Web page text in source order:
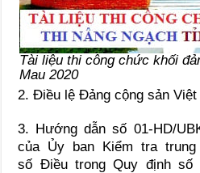
Tài liệu thi công chức khối
Mau 2020
2. Điều lệ Đảng cộng sản Việt
3. Hướng dẫn số 01-HD/
của Ủy ban Kiểm tra
số Điềutrong Quy định số